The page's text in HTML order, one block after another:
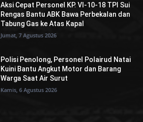
Aksi Cepat Personel KP. VI-10-18 TPI Sui
Rengas Bantu ABK Bawa Perbekalan dan
Tabung Gas ke Atas Kapal
Jumat, 7 Agustus 2026
Polisi Penolong, Personel Polairud Natai
Kuini Bantu Angkut Motor dan Barang
Warga Saat Air Surut
Kamis, 6 Agustus 2026